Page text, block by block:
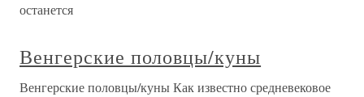
останется
Венгерские половцы/куны
Венгерские половцы/куны Как известно средневековое